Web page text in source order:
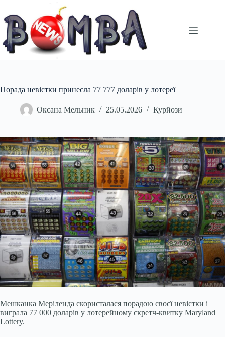
вмісту
Порада невістки принесла 77 777 доларів у лотереї
Оксана Мельник 25.05.2026 Курйози
Мешканка Меріленда скористалася порадою своєї невістки і
виграла 77 000 доларів у лотерейному скретч-квитку Maryland
Lottery.